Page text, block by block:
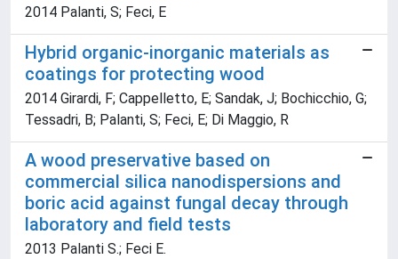
2014 Palanti, S; Feci, E
Hybrid organic-inorganic materials as
coatings for protecting wood
2014 Girardi, F; Cappelletto, E; Sandak, J; Bochicchio, G;
Tessadri, B; Palanti, S; Feci, E; Di Maggio, R
A wood preservative based on
commercial silica nanodispersions and
boric acid against fungal decay through
laboratory and field tests
2013 Palanti S.; Feci E.